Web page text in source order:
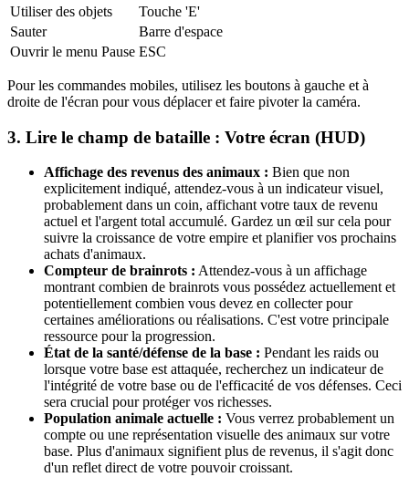
Utiliser des objets
Touche 'E'
Sauter
Barre d'espace
Ouvrir le menu Pause ESC
Pour les commandes mobiles, utilisez les boutons à gauche et à
droite de l'écran pour vous déplacer et faire pivoter la caméra.
3. Lire le champ de bataille : Votre écran (HUD)
Affichage des revenus des animaux : Bien que non
explicitement indiqué, attendez-vous à un indicateur visuel,
probablement dans un coin, affichant votre taux de revenu
actuel et l'argent total accumulé. Gardez un œil sur cela pour
suivre la croissance de votre empire et planifier vos prochains
achats d'animaux.
Compteur de brainrots : Attendez-vous à un affichage
montrant combien de brainrots vous possédez actuellement et
potentiellement combien vous devez en collecter pour
certaines améliorations ou réalisations. C'est votre principale
ressource pour la progression.
État de la santé/défense de la base : Pendant les raids ou
lorsque votre base est attaquée, recherchez un indicateur de
l'intégrité de votre base ou de l'efficacité de vos défenses. Ceci
sera crucial pour protéger vos richesses.
Population animale actuelle : Vous verrez probablement un
compte ou une représentation visuelle des animaux sur votre
base. Plus d'animaux signifient plus de revenus, il s'agit donc
d'un reflet direct de votre pouvoir croissant.